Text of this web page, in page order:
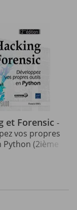
et Forensic -
vos propres
Python (2ième